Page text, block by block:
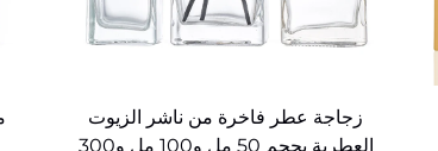
زجاجة عطر فاخرة من ناشر الزيوت
العطرية بحجم 50 مل و100 مل و300